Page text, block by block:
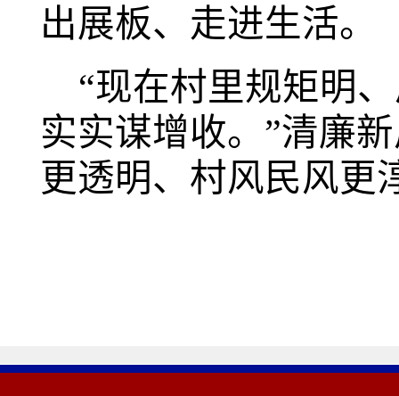
出展板、走进生活。
“现在村里规矩明
实实谋增收。”清廉
更透明、村风民风更